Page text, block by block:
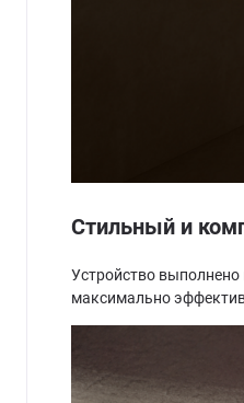
Стильный и
Устройство
максимально